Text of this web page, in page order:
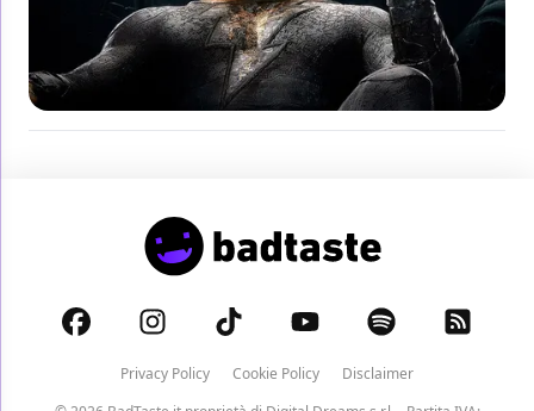
Privacy Policy Cookie Policy
Disclaimer